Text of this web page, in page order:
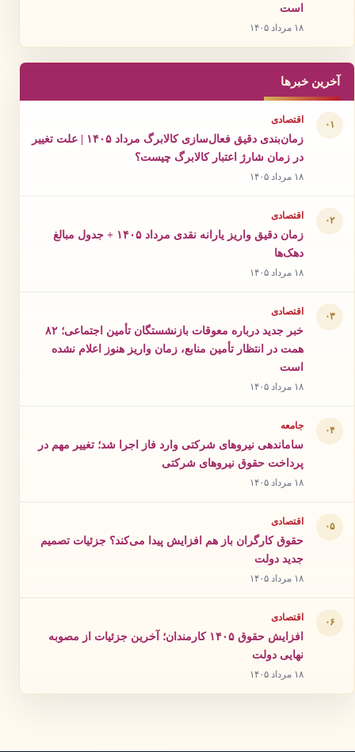
است
۱۸ مرداد ۱۴۰۵
آخرین خبرها
۰۱ اقتصادی
زمان‌بندی دقیق فعال‌سازی کالابرگ مرداد ۱۴۰۵ | علت تغییر
در زمان شارژ اعتبار کالابرگ چیست؟
۱۸ مرداد ۱۴۰۵
۰۲ اقتصادی
زمان دقیق واریز یارانه نقدی مرداد ۱۴۰۵ + جدول مبالغ
دهک‌ها
۱۸ مرداد ۱۴۰۵
۰۳ اقتصادی
خبر جدید درباره معوقات بازنشستگان تأمین اجتماعی؛ ۸۲
همت در انتظار تأمین منابع، زمان واریز هنوز اعلام نشده
است
۱۸ مرداد ۱۴۰۵
۰۴ جامعه
ساماندهی نیروهای شرکتی وارد فاز اجرا شد؛ تغییر مهم در
پرداخت حقوق نیروهای شرکتی
۱۸ مرداد ۱۴۰۵
۰۵ اقتصادی
حقوق کارگران باز هم افزایش پیدا می‌کند؟ جزئیات تصمیم
جدید دولت
۱۸ مرداد ۱۴۰۵
۰۶ اقتصادی
افزایش حقوق ۱۴۰۵ کارمندان؛ آخرین جزئیات از مصوبه
نهایی دولت
۱۸ مرداد ۱۴۰۵